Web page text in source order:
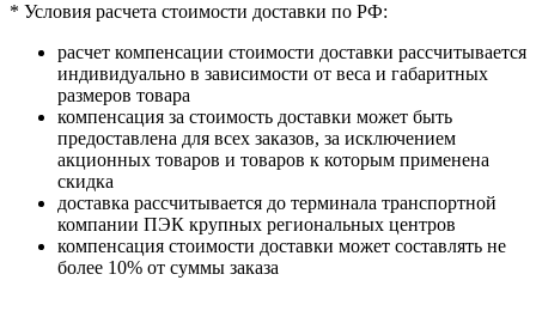
* Условия расчета стоимости доставки по РФ:
расчет компенсации стоимости доставки рассчитывается
индивидуально в зависимости от веса и габаритных
размеров товара
компенсация за стоимость доставки может быть
предоставлена для всех заказов, за исключением
акционных товаров и товаров к которым применена
скидка
доставка рассчитывается до терминала транспортной
компании ПЭК крупных региональных центров
компенсация стоимости доставки может составлять не
более 10% от суммы заказа